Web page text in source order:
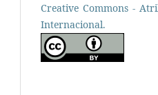
Creative Commons -
Internacional.